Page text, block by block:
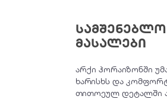
სამშენებლო
მასალები
არქი ჰორაიზონში
ხარისხს და
თითოეულ დეტალში